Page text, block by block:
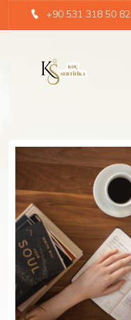
+90 531 318 50 82